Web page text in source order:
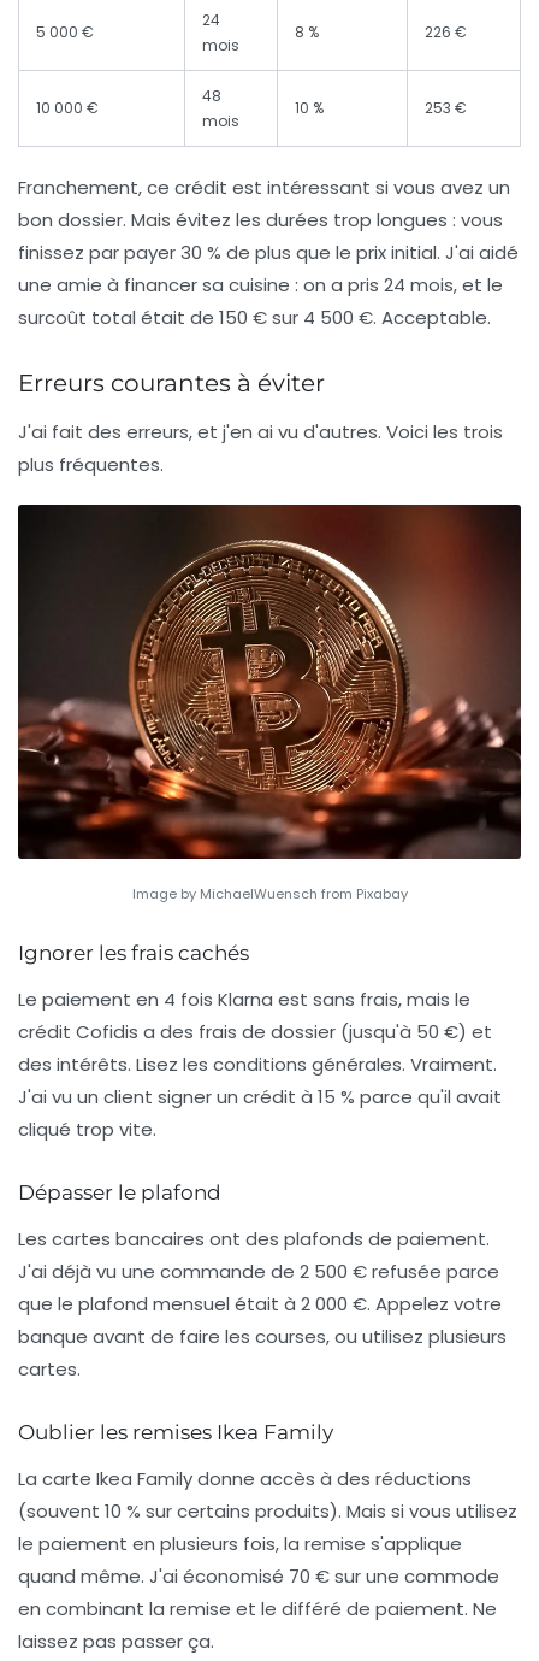
5 000 €
24
mois
8 % 226 €
10 000 €
48
mois
10 % 253 €
Franchement, ce crédit est intéressant si vous avez un
bon dossier. Mais évitez les durées trop longues : vous
finissez par payer 30 % de plus que le prix initial. J'ai aidé
une amie à financer sa cuisine : on a pris 24 mois, et le
surcoût total était de 150 € sur 4 500 €. Acceptable.
Erreurs courantes à éviter
J'ai fait des erreurs, et j'en ai vu d'autres. Voici les trois
plus fréquentes.
Image by MichaelWuensch from Pixabay
Ignorer les frais cachés
Le paiement en 4 fois Klarna est sans frais, mais le
crédit Cofidis a des frais de dossier (jusqu'à 50 €) et
des intérêts. Lisez les conditions générales. Vraiment.
J'ai vu un client signer un crédit à 15 % parce qu'il avait
cliqué trop vite.
Dépasser le plafond
Les cartes bancaires ont des plafonds de paiement.
J'ai déjà vu une commande de 2 500 € refusée parce
que le plafond mensuel était à 2 000 €. Appelez votre
banque avant de faire les courses, ou utilisez plusieurs
cartes.
Oublier les remises Ikea Family
La carte Ikea Family donne accès à des réductions
(souvent 10 % sur certains produits). Mais si vous utilisez
le paiement en plusieurs fois, la remise s'applique
quand même. J'ai économisé 70 € sur une commode
en combinant la remise et le différé de paiement. Ne
laissez pas passer ça.